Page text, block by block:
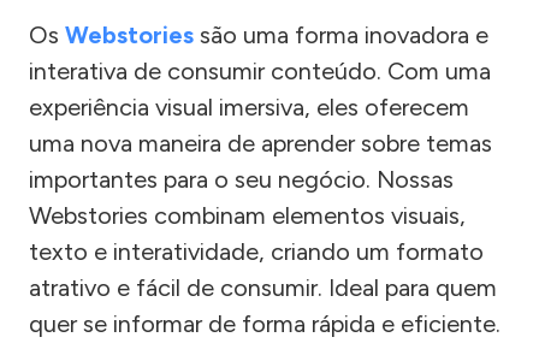
Os Webstories são uma forma inovadora e
interativa de consumir conteúdo. Com uma
experiência visual imersiva, eles oferecem
uma nova maneira de aprender sobre temas
importantes para o seu negócio. Nossas
Webstories combinam elementos visuais,
texto e interatividade, criando um formato
atrativo e fácil de consumir. Ideal para quem
quer se informar de forma rápida e eficiente.